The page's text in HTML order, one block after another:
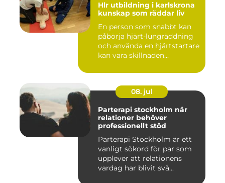
Hlr utbildning i karlskrona
kunskap som räddar liv
En person som snabbt kan
påbörja hjärt-lungräddning
och använda en hjärtstartare
kan vara skillnaden...
08. jul
Parterapi stockholm när
relationer behöver
professionellt stöd
Parterapi Stockholm är ett
vanligt sökord för par som
upplever att relationens
vardag har blivit svå...